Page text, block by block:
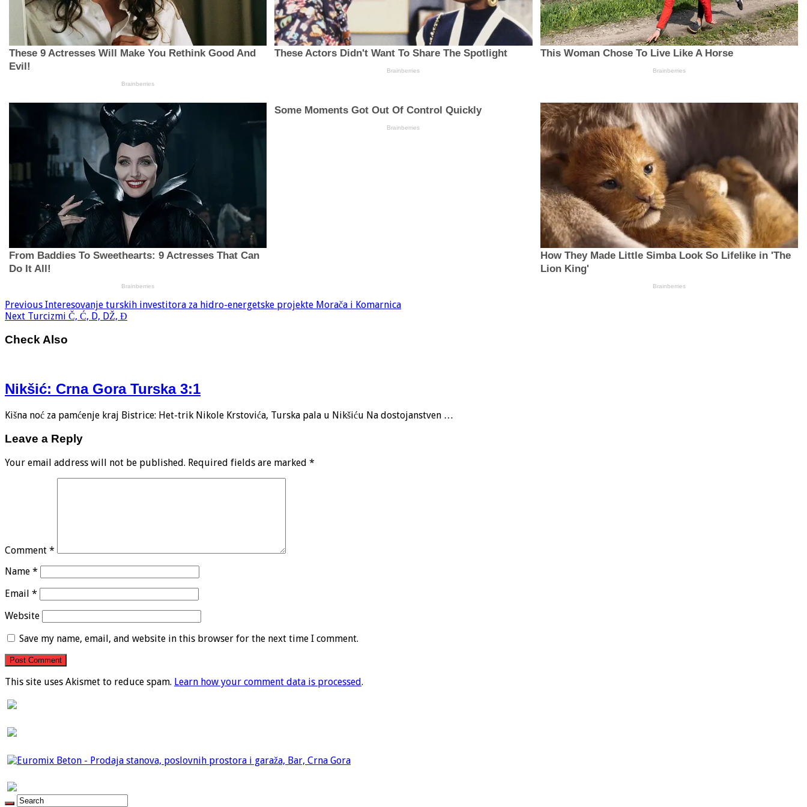
Previous Interesovanje turskih investitora za hidro-energetske projekte Morača i Komarnica
Next Turcizmi Č, Ć, D, DŽ, Đ
Check Also
Nikšić: Crna Gora Turska 3:1
Kišna noć za pamćenje kraj Bistrice: Het-trik Nikole Krstovića, Turska pala u Nikšiću Na dostojanstven …
Leave a Reply
Your email address will not be published. Required fields are marked *
Comment *
Name *
Email *
Website
Save my name, email, and website in this browser for the next time I comment.
This site uses Akismet to reduce spam. Learn how your comment data is processed.